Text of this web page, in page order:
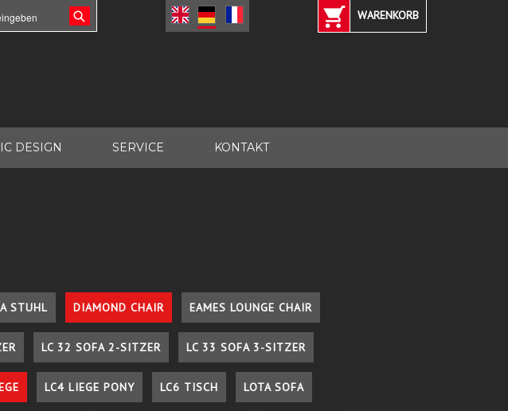
WARENKORB
DESIGN SERVICE KONTAKT
STUHL DIAMOND CHAIR EAMES LOUNGE CHAIR
LC 32 SOFA 2-SITZER LC 33 SOFA 3-SITZER
LC4 LIEGE PONY LC6 TISCH LOTA SOFA